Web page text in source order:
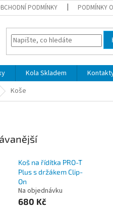
PODMÍNKY PODMÍNKY
Kola Skladem
Koše
Koš na řídítka PRO-T
Plus s držákem Clip-
On
Na objednávku
680 Kč